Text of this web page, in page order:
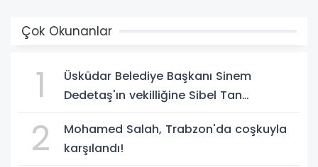
Çok Okunanlar
1
Üsküdar Belediye Başkanı Sinem
Dedetaş'ın vekilliğine Sibel Tan
2
Mohamed Salah, Trabzon'da coşkuyla
karşılandı!